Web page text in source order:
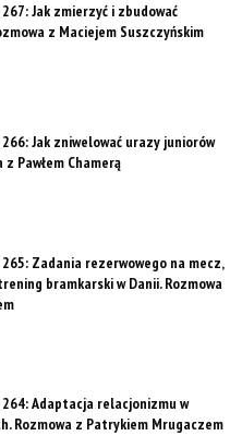
Jak zmierzyć i zbudować
z Maciejem Suszczyńskim
Jak zniwelować urazy juniorów
Pawłem Chamerą
Zadania rezerwowego na mecz,
bramkarski w Danii. Rozmowa
Adaptacja relacjonizmu w
Rozmowa z Patrykiem Mrugaczem